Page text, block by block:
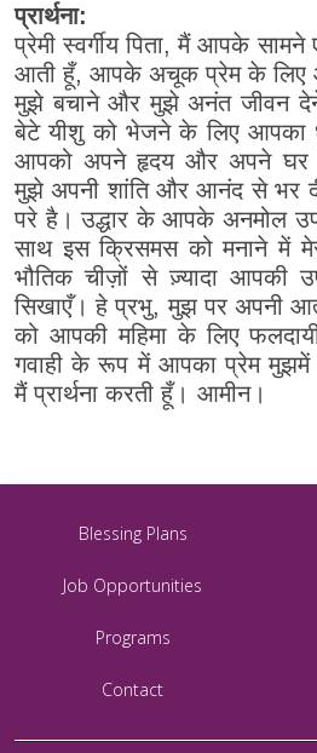
प्रार्थना:
प्रेमी स्वर्गीय पिता, मैं आपके
आती हूँ, आपके अचूक प्रेम के लिए
मुझे बचाने और मुझे अनंत जीवन
बेटे यीशु को भेजने के लिए आपका
आपको अपने हृदय और अपने घर
मुझे अपनी शांति और आनंद से भर
परे है। उद्धार के आपके अनमोल
साथ इस क्रिसमस को मनाने में
भौतिक चीज़ों से ज़्यादा आपकी
सिखाएँ। हे प्रभु, मुझ पर अपनी
को आपकी महिमा के लिए
गवाही के रूप में आपका प्रेम
मैं प्रार्थना
Blessing Plans
Job Opportunities
Programs
Contact